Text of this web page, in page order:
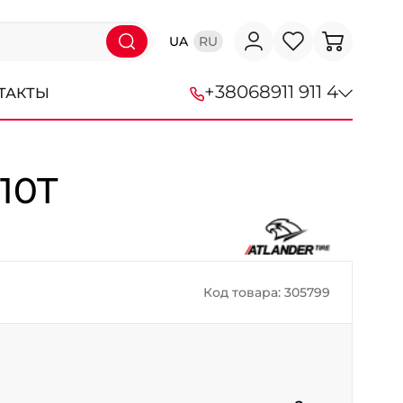
UA RU
+38068911 911 4
+38 (067) 113-44-44
Код товара: 305799